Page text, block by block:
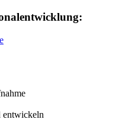
entwickeln